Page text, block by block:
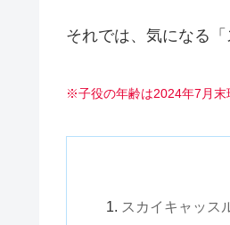
それでは、気になる
※子役の年齢は2024年7月末
スカイキャッス